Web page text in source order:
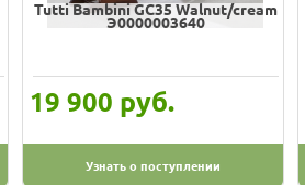
Tutti Bambini GC35 Walnut/cream
Э0000003640
19 900 руб.
Узнать о поступлении